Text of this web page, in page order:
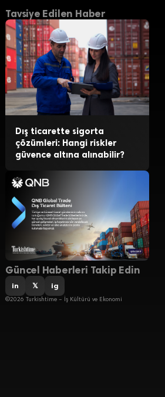
Tavsiye Edilen Haber
Dış ticarette sigorta
çözümleri: Hangi riskler
güvence altına alınabilir?
Güncel Haberleri Takip Edin
in 𝕏 ig
©2026 Turkishtime – İş Kültürü ve Ekonomi